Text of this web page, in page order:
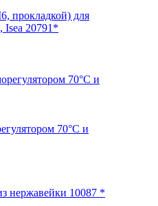
прокладкой) для
Isea 20791*
70°C и